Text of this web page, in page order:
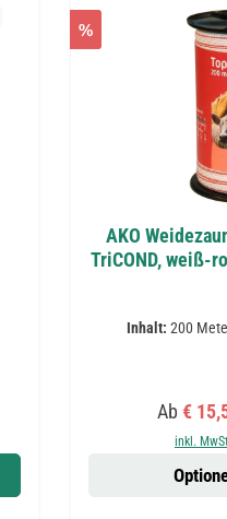
%
AKO
TriCOND, weiß-
Inhalt: 200
Ab €
inkl.